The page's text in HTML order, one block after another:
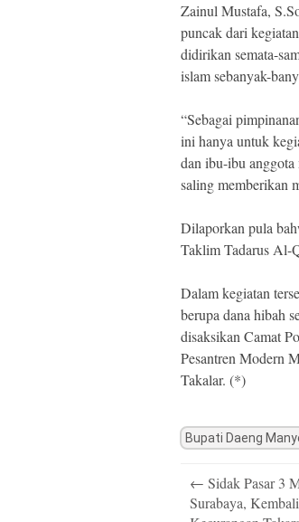
Zainul Mustafa,
puncak dari
didirikan semata-
islam sebanyak-
“Sebagai
ini hanya untuk
dan ibu-ibu
saling memberikan
Dilaporkan pula
Taklim Tadarus Al-
Dalam kegiatan
berupa dana hibah
disaksikan Camat
Pesantren Modern
Takalar. (*)
Bupati Daeng
navigation
← Sidak Pasar 3
Surabaya,